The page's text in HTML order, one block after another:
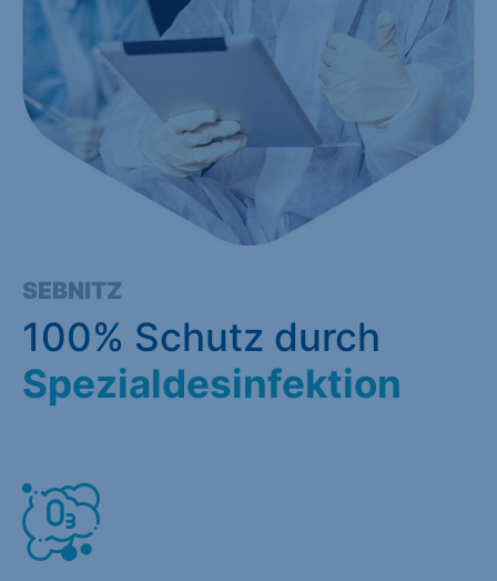
SEBNITZ
100% Schutz durch
Spezialdesinfektion